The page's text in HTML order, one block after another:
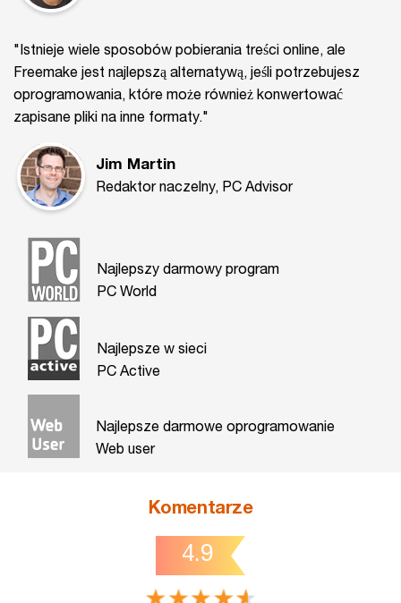
"Istnieje wiele sposobów pobierania treści online, ale
Freemake jest najlepszą alternatywą, jeśli potrzebujesz
oprogramowania, które może również konwertować
zapisane pliki na inne formaty."
Jim Martin
Redaktor naczelny, PC Advisor
Najlepszy darmowy program
PC World
Najlepsze w sieci
PC Active
Najlepsze darmowe oprogramowanie
Web user
Komentarze
4.9